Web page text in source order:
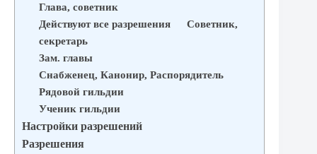
Глава, советник
Действуют все разрешения Советник,
секретарь
Зам. главы
Снабженец, Канонир, Распорядитель
Рядовой гильдии
Ученик гильдии
Настройки разрешений
Разрешения